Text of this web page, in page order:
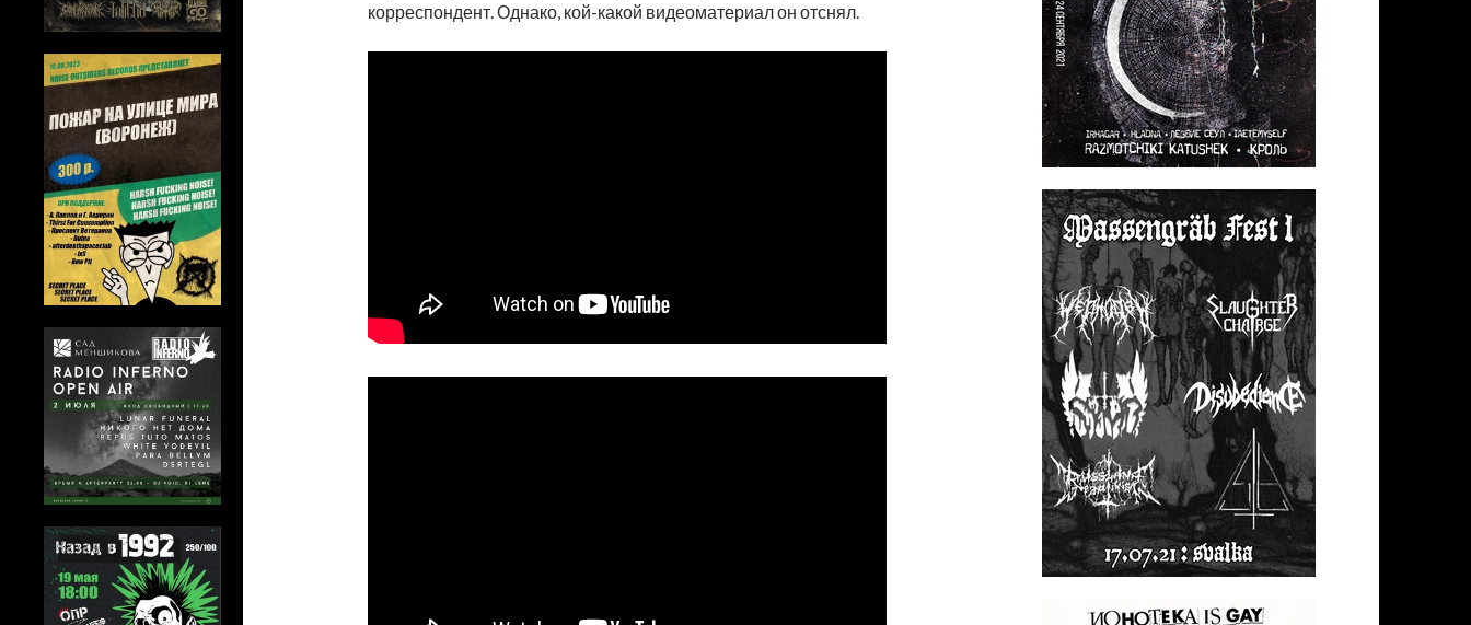
корреспондент. Однако, кой-какой видеоматериал он отснял.